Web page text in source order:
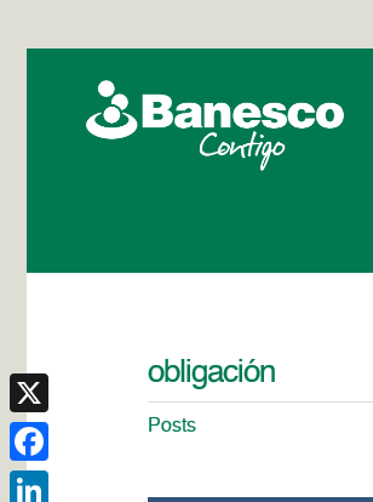
obligación
Posts
X
Facebook